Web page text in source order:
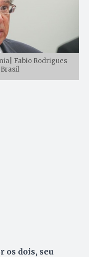
Fabio Rodrigues
os dois, seu